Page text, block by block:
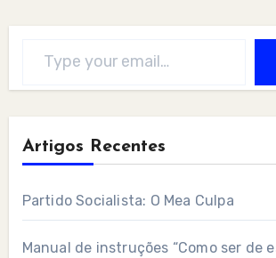
Artigos Recentes
Partido Socialista: O Mea Culpa
Manual de instruções “Como ser de